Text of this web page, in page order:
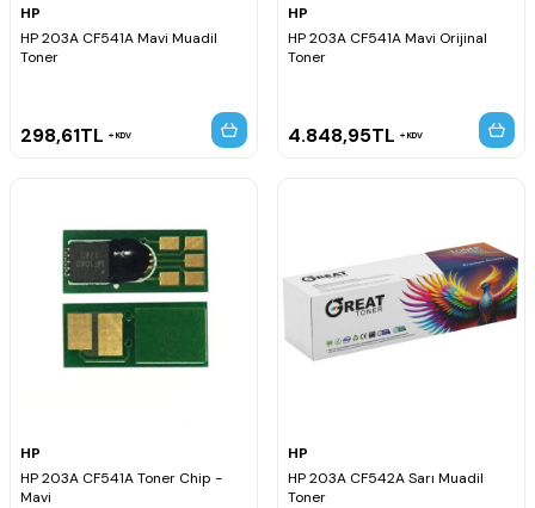
HP
HP 203A CF541A Mavi Muadil
Toner
298,61TL KDV
HP
HP 203A CF541A Mavi Orijinal
Toner
4.848,95TL KDV
HP
HP 203A CF541A Toner Chip -
Mavi
HP
HP 203A CF542A Sarı Muadil
Toner